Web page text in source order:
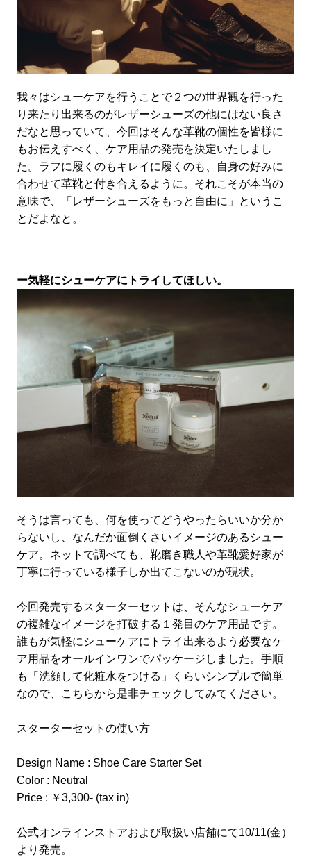
我々はシューケアを行うことで２つの世界観を行った
り来たり出来るのがレザーシューズの他にはない良さ
だなと思っていて、今回はそんな革靴の個性を皆様に
もお伝えすべく、ケア用品の発売を決定いたしまし
た。ラフに履くのもキレイに履くのも、自身の好みに
合わせて革靴と付き合えるように。それこそが本当の
意味で、「レザーシューズをもっと自由に」というこ
とだよなと。
ー気軽にシューケアにトライしてほしい。
そうは言っても、何を使ってどうやったらいいか分か
らないし、なんだか面倒くさいイメージのあるシュー
ケア。ネットで調べても、靴磨き職人や革靴愛好家が
丁寧に行っている様子しか出てこないのが現状。
今回発売するスターターセットは、そんなシューケア
の複雑なイメージを打破する１発目のケア用品です。
誰もが気軽にシューケアにトライ出来るよう必要なケ
ア用品をオールインワンでパッケージしました。手順
も「洗顔して化粧水をつける」くらいシンプルで簡単
なので、こちらから是非チェックしてみてください。
スターターセットの使い方
Design Name : Shoe Care Starter Set
Color : Neutral
Price : ￥3,300- (tax in)
公式オンラインストアおよび取扱い店舗にて10/11(金）
より発売。